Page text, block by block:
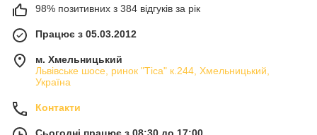
98% позитивних з 384 відгуків за рік
Працює з 05.03.2012
м. Хмельницький
Львівське шосе, ринок "Тіса" к.244, Хмельницький,
Україна
Контакти